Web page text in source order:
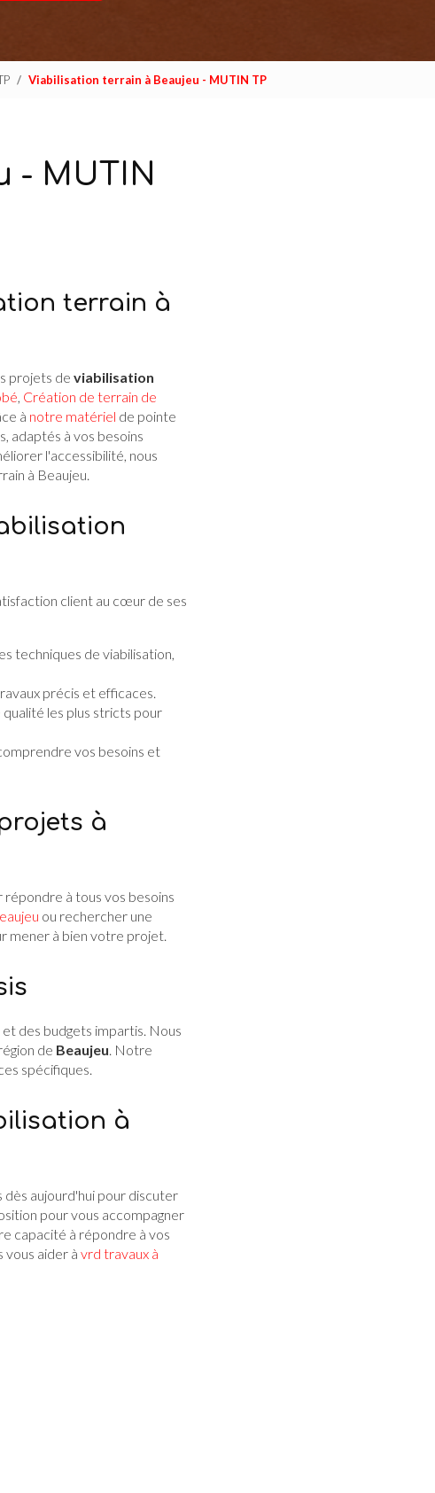
Viabilisation terrain à Beaujeu - MUTIN TP
- MUTIN
terrain à
projets de viabilisation
, Création de terrain de
à notre matériel de pointe
adaptés à vos besoins
l'accessibilité, nous
à Beaujeu.
client au cœur de ses
techniques de viabilisation,
précis et efficaces.
les plus stricts pour
vos besoins et
à
à tous vos besoins
ou rechercher une
mener à bien votre projet.
des budgets impartis. Nous
de Beaujeu. Notre
spécifiques.
à
dès aujourd'hui pour discuter
pour vous accompagner
capacité à répondre à vos
aider à vrd travaux à